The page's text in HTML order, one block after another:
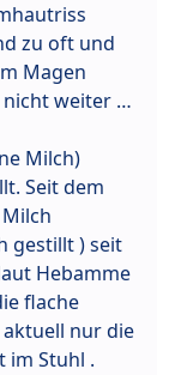
zu oft und
Magen
nicht weiter …
Milch)
Seit dem
gestillt ) seit
Hebamme
flache
nur die
im Stuhl .